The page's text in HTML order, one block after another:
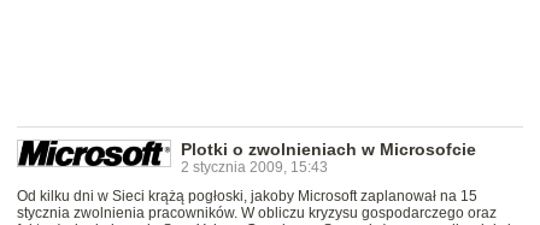
Plotki o zwolnieniach w Microsofcie
2 stycznia 2009, 15:43
Od kilku dni w Sieci krążą pogłoski, jakoby Microsoft zaplanował na 15
stycznia zwolnienia pracowników. W obliczu kryzysu gospodarczego oraz